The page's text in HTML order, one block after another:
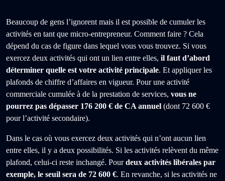
Beaucoup de gens l’ignorent mais il est possible de cumuler les
activités en tant que micro-entrepreneur. Comment faire ? Cela
dépend du cas de figure dans lequel vous vous trouvez. Si vous
exercez deux activités qui ont un lien entre elles, il faut d’abord
déterminer quelle est votre activité principale. Et appliquer les
plafonds de chiffre d’affaires en vigueur. Pour une activité
commerciale cumulée à de la prestation de services, vous ne
pourrez pas dépasser 176 200 € de CA annuel (dont 72 600 €
pour l’activité secondaire).
Dans le cas où vous exercez deux activités qui n’ont aucun lien
entre elles, il y a deux possibilités. Si les activités relèvent du même
plafond, celui-ci reste inchangé. Pourdeux activités libérales par
exemple, le seuil sera de 72 600 €. En revanche, si les activités ne